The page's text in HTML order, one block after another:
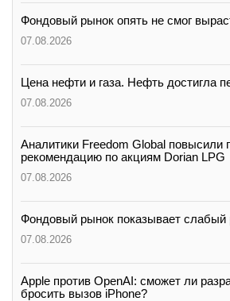
Фондовый рынок опять не смог
07.08.2026
Цена нефти и газа. Нефть достигла
07.08.2026
Аналитики Freedom Global повысили
рекомендацию по акциям Dorian LPG
07.08.2026
Фондовый рынок показывает слабый
07.08.2026
Apple против OpenAI: сможет ли
бросить вызов iPhone?